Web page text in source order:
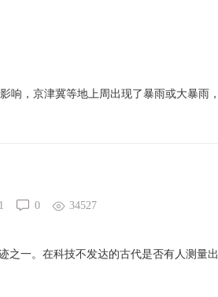
响，京津冀等地上周出现了暴雨或大暴雨，
0 34527
之一。在科技不发达的古代是否有人测量出